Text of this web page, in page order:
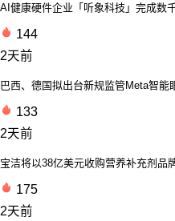
AI健康硬件企业「听象科技」完成数
144
2天前
巴西、德国拟出台新规监管Meta智能
133
2天前
宝洁将以38亿美元收购营养补充剂品
175
2天前